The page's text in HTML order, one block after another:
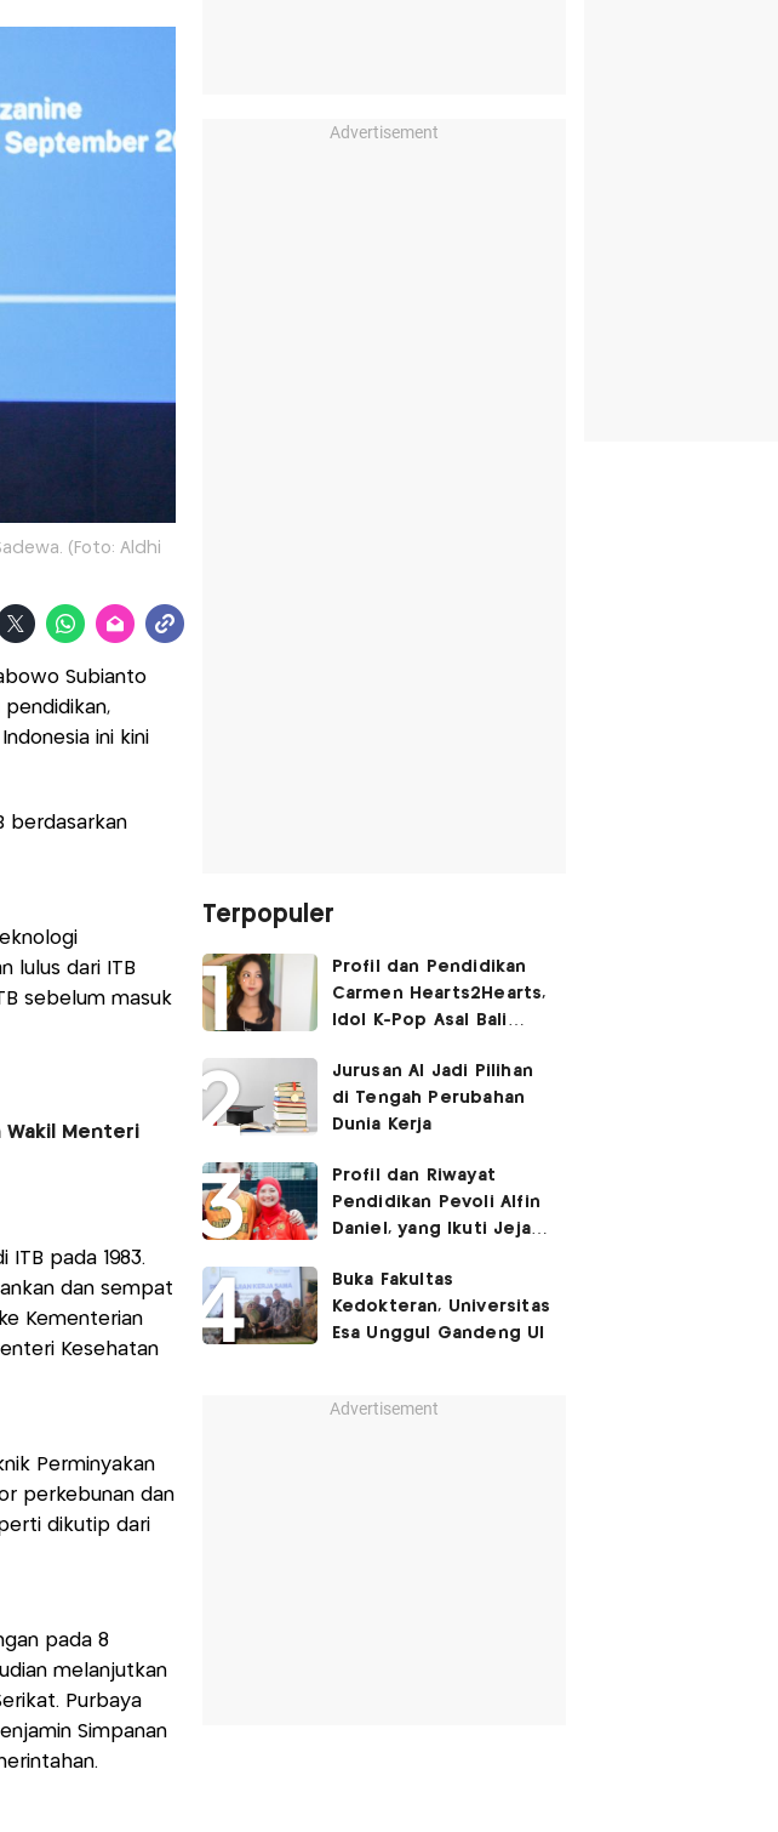
(Foto: Aldhi
Subianto
ini kini
berdasarkan
lulus dari ITB
sebelum masuk
Wakil Menteri
ITB pada 1983.
dan sempat
Kementerian
Kesehatan
Perminyakan
perkebunan dan
dikutip dari
pada 8
melanjutkan
Purbaya
Simpanan
Advertisement
Terpopuler
Profil dan Pendidikan
Carmen Hearts2Hearts,
Idol K-Pop Asal Bali
Entertainment
Jurusan AI Jadi Pilihan
di Tengah Perubahan
Dunia Kerja
Profil dan Riwayat
Pendidikan Pevoli Alfin
Daniel, yang Ikuti Jejak
Pernah Main Bareng di
Proliga
Buka Fakultas
Kedokteran, Universitas
Esa Unggul Gandeng UI
Advertisement